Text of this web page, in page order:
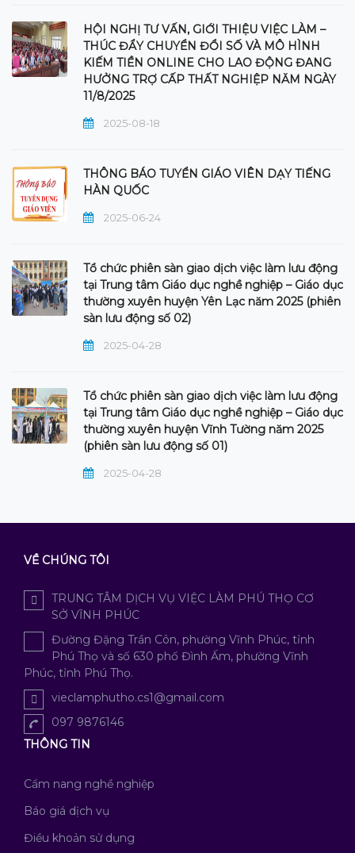
HỘI NGHỊ TƯ VẤN, GIỚI THIỆU VIỆC LÀM –
THÚC ĐẨY CHUYỂN ĐỔI SỐ VÀ MÔ HÌNH
KIẾM TIỀN ONLINE CHO LAO ĐỘNG ĐANG
HƯỞNG TRỢ CẤP THẤT NGHIỆP NĂM NGÀY
11/8/2025
2025-08-18
THÔNG BÁO TUYỂN GIÁO VIÊN DẠY TIẾNG
HÀN QUỐC
2025-06-24
Tổ chức phiên sàn giao dịch việc làm lưu động
tại Trung tâm Giáo dục nghề nghiệp – Giáo dục
thường xuyên huyện Yên Lạc năm 2025 (phiên
sàn lưu động số 02)
2025-04-28
Tổ chức phiên sàn giao dịch việc làm lưu động
tại Trung tâm Giáo dục nghề nghiệp – Giáo dục
thường xuyên huyện Vĩnh Tường năm 2025
(phiên sàn lưu động số 01)
2025-04-28
VỀ CHÚNG TÔI
TRUNG TÂM DỊCH VỤ VIỆC LÀM PHÚ THỌ CƠ
SỞ VĨNH PHÚC
Đường Đặng Trần Côn, phường Vĩnh Phúc, tỉnh
Phú Thọ và số 630 phố Đình Ấm, phường Vĩnh
Phúc, tỉnh Phú Thọ.
vieclamphutho.cs1@gmail.com
097 9876146
THÔNG TIN
Cẩm nang nghề nghiệp
Báo giá dịch vụ
Điều khoản sử dụng